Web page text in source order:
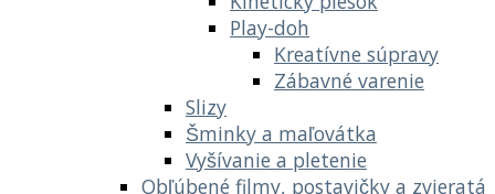
Play-doh
Kreatívne súpravy
Zábavné varenie
Slizy
Šminky a maľovátka
Vyšívanie a pletenie
Obľúbené filmy, postavičky a zvieratá